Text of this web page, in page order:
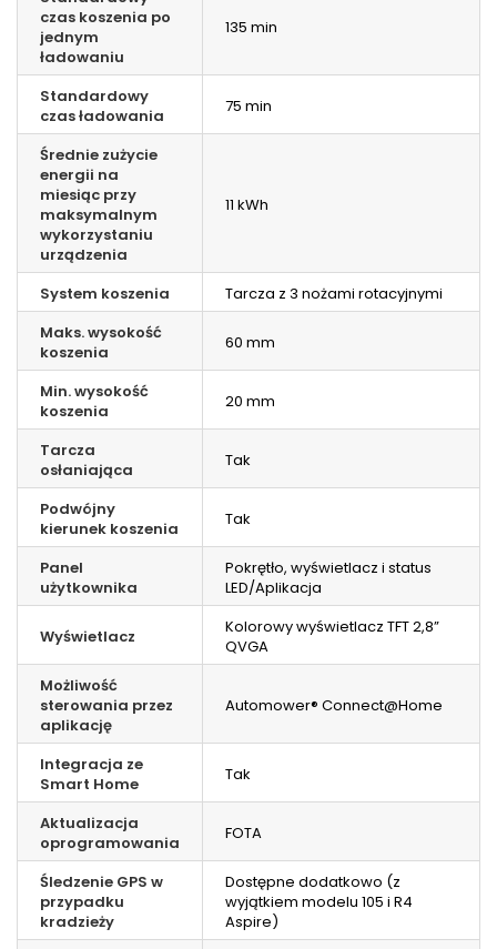
czas koszenia po
jednym
ładowaniu
135 min
Standardowy
czas ładowania
75 min
Średnie zużycie
energii na
miesiąc przy
maksymalnym
wykorzystaniu
urządzenia
11 kWh
System koszenia
Tarcza z 3 nożami rotacyjnymi
Maks. wysokość
koszenia
60 mm
Min. wysokość
koszenia
20 mm
Tarcza
osłaniająca
Tak
Podwójny
kierunek koszenia
Tak
Panel
użytkownika
Pokrętło, wyświetlacz i status
LED/Aplikacja
Wyświetlacz
Kolorowy wyświetlacz TFT 2,8”
QVGA
Możliwość
sterowania przez
aplikację
Automower® Connect@Home
Integracja ze
Smart Home
Tak
Aktualizacja
oprogramowania
FOTA
Śledzenie GPS w
przypadku
kradzieży
Dostępne dodatkowo (z
wyjątkiem modelu 105 i R4
Aspire)